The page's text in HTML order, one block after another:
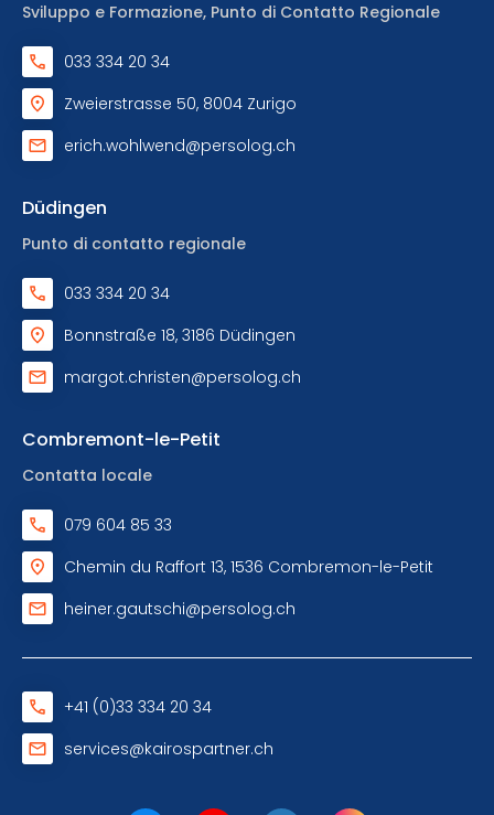
Sviluppo e Formazione, Punto di Contatto Regionale
033 334 20 34
Zweierstrasse 50, 8004 Zurigo
erich.wohlwend@persolog.ch
Düdingen
Punto di contatto regionale
033 334 20 34
Bonnstraße 18, 3186 Düdingen
margot.christen@persolog.ch
Combremont-le-Petit
Contatta locale
079 604 85 33
Chemin du Raffort 13, 1536 Combremon-le-Petit
heiner.gautschi@persolog.ch
+41 (0)33 334 20 34
services@kairospartner.ch